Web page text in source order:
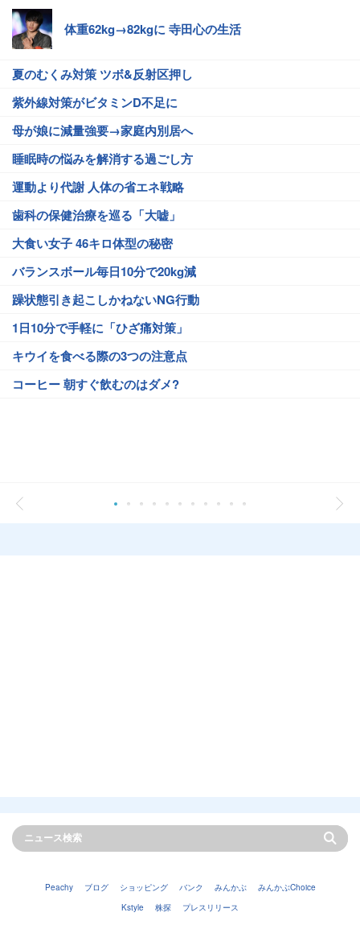
体重62kg→82kgに 寺田心の生活
夏のむくみ対策 ツボ&反射区押し
紫外線対策がビタミンD不足に
母が娘に減量強要→家庭内別居へ
睡眠時の悩みを解消する過ごし方
運動より代謝 人体の省エネ戦略
歯科の保健治療を巡る「大嘘」
大食い女子 46キロ体型の秘密
バランスボール毎日10分で20kg減
躁状態引き起こしかねないNG行動
1日10分で手軽に「ひざ痛対策」
キウイを食べる際の3つの注意点
コーヒー 朝すぐ飲むのはダメ?
Peachy ブログ ショッピング バンク みんかぶ
みんかぶChoice
Kstyle
株探 プレスリリース